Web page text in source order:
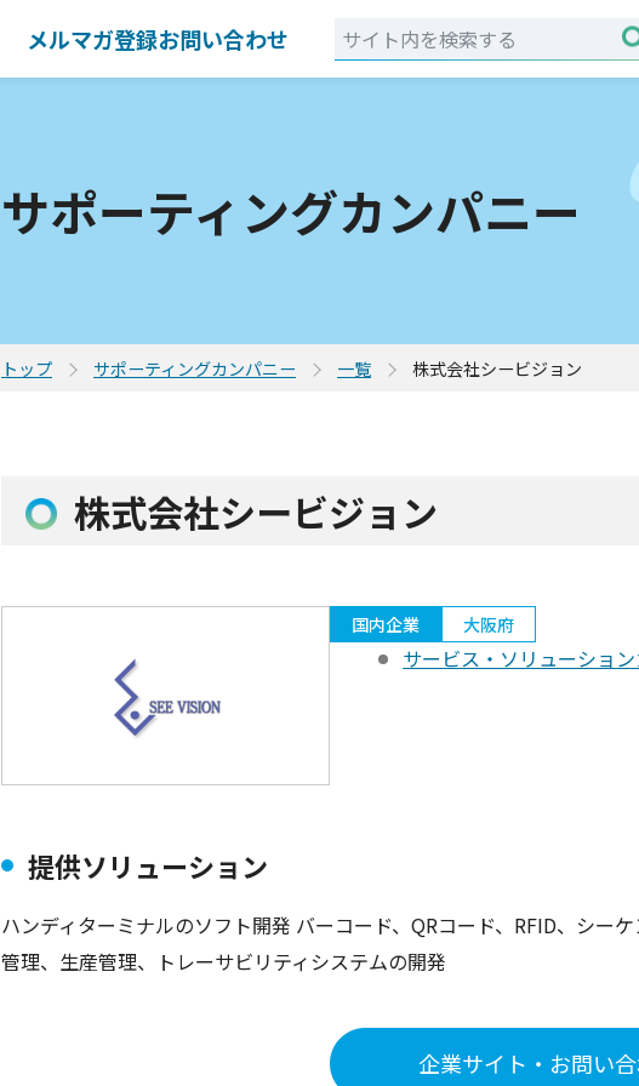
メルマガ登録お問い合わせ
サポーティングカンパニー
トップ サポーティングカンパニー 一覧 株式会社シービジョン
株式会社シービジョン
国内企業 大阪府
サービス・ソリューショ
提供ソリューション
ハンディターミナルのソフト開発 バーコード、QRコード、RFID、シー
管理、生産管理、トレーサビリティシステムの開発
企業サイト・お問い